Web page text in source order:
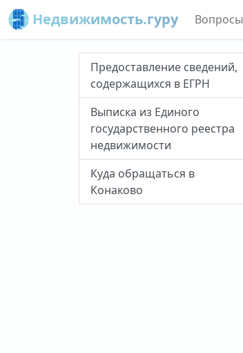
Недвижимость.гуру Вопросы
Предоставление сведений,
содержащихся в ЕГРН
Выписка из Единого
государственного реестра
недвижимости
Куда обращаться в
Конаково